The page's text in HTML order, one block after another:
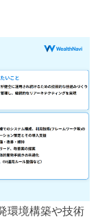
環境構築や技術